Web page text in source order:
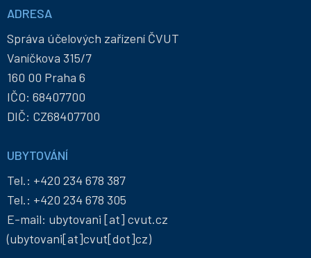
a
kontakty
ADRESA
Správa účelových zařízení ČVUT
Vaníčkova 315/7
160 00 Praha 6
IČO: 68407700
DIČ: CZ68407700
UBYTOVÁNÍ
Tel.: +420 234 678 387
Tel.: +420 234 678 305
E-mail: ubytovani [at] cvut.cz
(ubytovani[at]cvut[dot]cz)